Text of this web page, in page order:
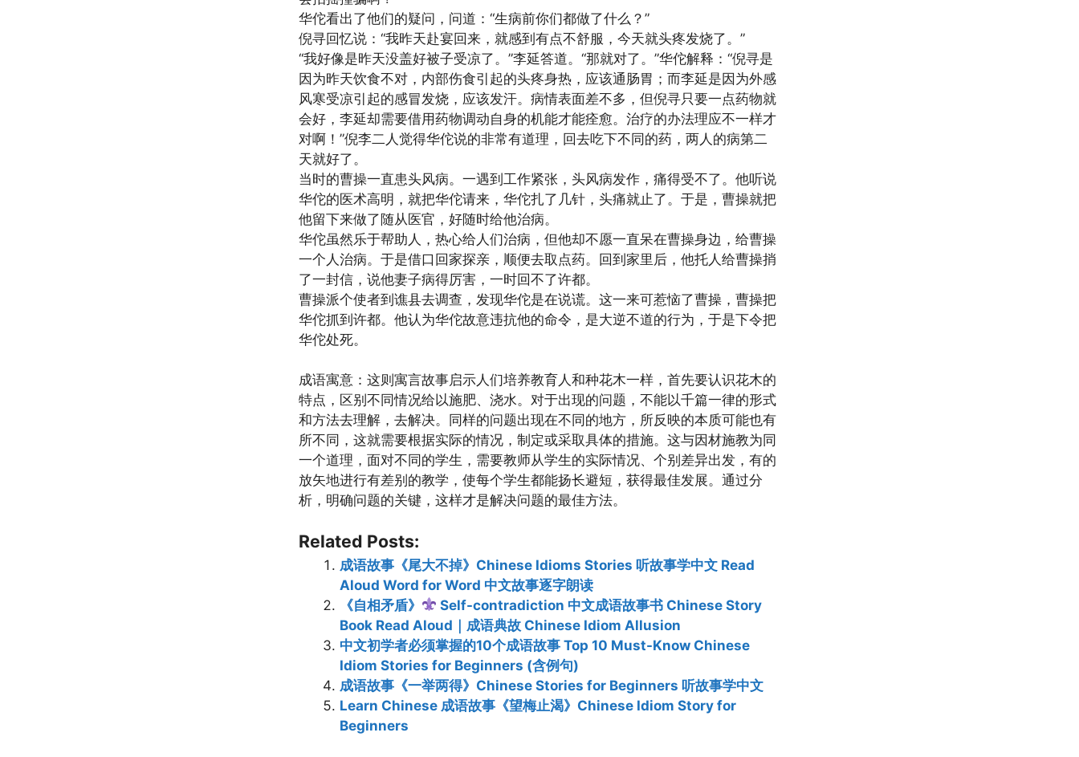
华佗看出了他们的疑问，问道：“生病前你们都做了什么？”
倪寻回忆说：“我昨天赴宴回来，就感到有点不舒服，今天就头疼发烧了。”
“我好像是昨天没盖好被子受凉了。”李延答道。“那就对了。”华佗解释：“倪寻是
因为昨天饮食不对，内部伤食引起的头疼身热，应该通肠胃；而李延是因为外感
风寒受凉引起的感冒发烧，应该发汗。病情表面差不多，但倪寻只要一点药物就
会好，李延却需要借用药物调动自身的机能才能痊愈。治疗的办法理应不一样才
对啊！”倪李二人觉得华佗说的非常有道理，回去吃下不同的药，两人的病第二
天就好了。
当时的曹操一直患头风病。一遇到工作紧张，头风病发作，痛得受不了。他听说
华佗的医术高明，就把华佗请来，华佗扎了几针，头痛就止了。于是，曹操就把
他留下来做了随从医官，好随时给他治病。
华佗虽然乐于帮助人，热心给人们治病，但他却不愿一直呆在曹操身边，给曹操
一个人治病。于是借口回家探亲，顺便去取点药。回到家里后，他托人给曹操捎
了一封信，说他妻子病得厉害，一时回不了许都。
曹操派个使者到谯县去调查，发现华佗是在说谎。这一来可惹恼了曹操，曹操把
华佗抓到许都。他认为华佗故意违抗他的命令，是大逆不道的行为，于是下令把
华佗处死。
成语寓意：这则寓言故事启示人们培养教育人和种花木一样，首先要认识花木的
特点，区别不同情况给以施肥、浇水。对于出现的问题，不能以千篇一律的形式
和方法去理解，去解决。同样的问题出现在不同的地方，所反映的本质可能也有
所不同，这就需要根据实际的情况，制定或采取具体的措施。这与因材施教为同
一个道理，面对不同的学生，需要教师从学生的实际情况、个别差异出发，有的
放矢地进行有差别的教学，使每个学生都能扬长避短，获得最佳发展。通过分
析，明确问题的关键，这样才是解决问题的最佳方法。
Related Posts:
成语故事《尾大不掉》Chinese Idioms Stories 听故事学中文 Read
Aloud Word for Word 中文故事逐字朗读
《自相矛盾》
Self-contradiction 中文成语故事书 Chinese Story
Book Read Aloud｜成语典故 Chinese Idiom Allusion
中文初学者必须掌握的10个成语故事 Top 10 Must-Know Chinese
Idiom Stories for Beginners (含例句)
成语故事《一举两得》Chinese Stories for Beginners 听故事学中文
Learn Chinese 成语故事《望梅止渴》Chinese Idiom Story for
Beginners